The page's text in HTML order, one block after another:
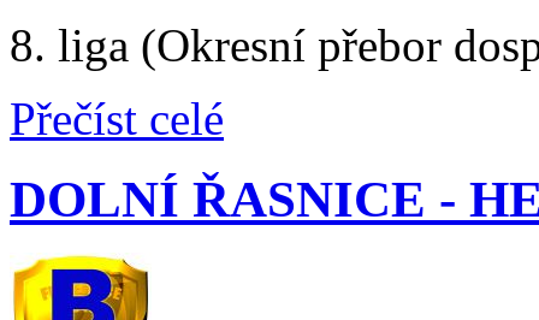
8. liga (Okresní přebor
Přečíst celé
DOLNÍ ŘASNICE -